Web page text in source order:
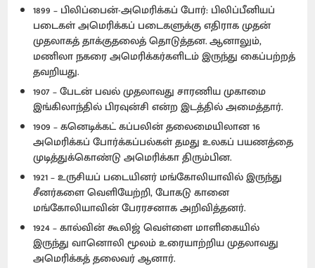
1899 – பிலிப்பைன்-அமெரிக்கப் போர்: பிலிப்பீனியப்
படைகள் அமெரிக்கப் படைகளுக்கு எதிராக முதன்
முதலாகத் தாக்குதலைத் தொடுத்தன. ஆனாலும்,
மணிலா நகரை அமெரிக்கர்களிடம் இருந்து கைப்பற்றத்
தவறியது.
1907 – பேடன் பவல் முதலாவது சாரணிய முகாமை
இங்கிலாந்தில் பிரவுன்சி என்ற இடத்தில் அமைத்தார்.
1909 – கனெடிக்கட் கப்பலின் தலைமையிலான 16
அமெரிக்கப் போர்க்கப்பல்கள் தமது உலகப் பயணத்தை
முடித்துக்கொண்டு அமெரிக்கா திரும்பின.
1921 – உருசியப் படையினர் மங்கோலியாவில் இருந்து
சீனர்களை வெளியேற்றி, போகடு கானை
மங்கோலியாவின் பேரரசனாக அறிவித்தனர்.
1924 – கால்வின் கூலிஜ் வெள்ளை மாளிகையில்
இருந்து வானொலி மூலம் உரையாற்றிய முதலாவது
அமெரிக்கத் தலைவர் ஆனார்.